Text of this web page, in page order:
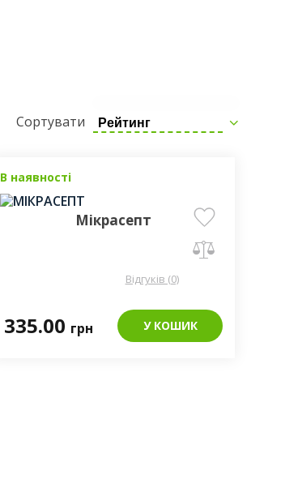
Сортувати Рейтинг
В наявності
Мікрасепт
Відгуків (0)
335.00 грн У КОШИК